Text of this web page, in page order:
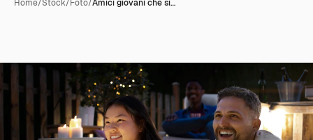
Home/Stock/Foto/Amici giovani che si…